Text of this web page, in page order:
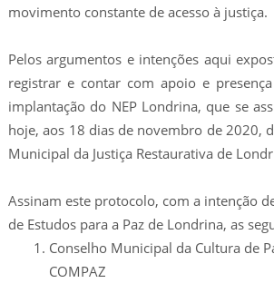
movimento constante de acesso à justiça.
Pelos argumentos e intenções aqui
registrar e contar com apoio e
implantação do NEP Londrina, que se
hoje, aos 18 dias de novembro de 2020,
Municipal da Justiça Restaurativa de
Assinam este protocolo, com a intenção
de Estudos para a Paz de Londrina, as
Conselho Municipal da Cultura de
COMPAZ